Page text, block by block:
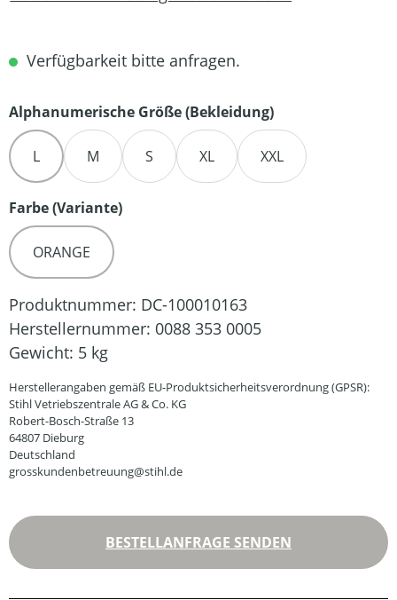
Verfügbarkeit bitte anfragen.
Alphanumerische Größe (Bekleidung)auswählen
L M S XL XXL
Farbe (Variante)auswählen
ORANGE
Produktnummer: DC-100010163
Herstellernummer: 0088 353 0005
Gewicht: 5 kg
Herstellerangaben gemäß EU-Produktsicherheitsverordnung (GPSR):
Stihl Vetriebszentrale AG & Co. KG
Robert-Bosch-Straße 13
64807 Dieburg
Deutschland
grosskundenbetreuung@stihl.de
BESTELLANFRAGE SENDEN